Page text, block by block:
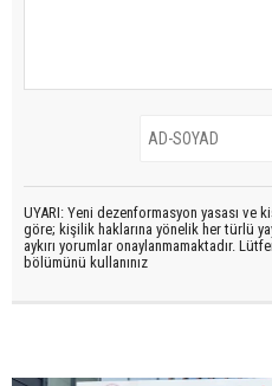
UYARI: Yeni dezenformasyon yasası ve
göre; kişilik haklarına yönelik her türlü
aykırı yorumlar onaylanmamaktadır.
bölümünü kullanınız